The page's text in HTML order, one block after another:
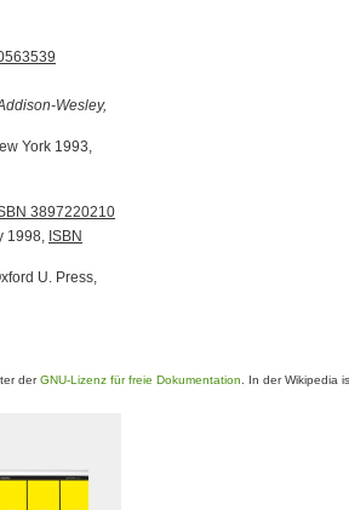
Wesley,
York 1993,
3897220210
1998, ISBN
U. Press,
derGNU-Lizenz für freie Dokumentation . In der Wikipedia